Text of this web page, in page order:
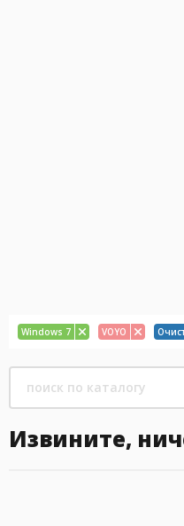
Windows 7 VOYO
Извините,